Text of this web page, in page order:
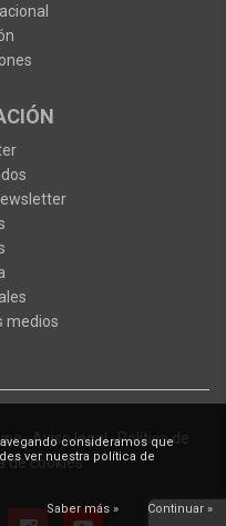
consideramos que
ver nuestra política de
Saber más » Continuar »
medios
·Aviso legal·Política de
de cookies